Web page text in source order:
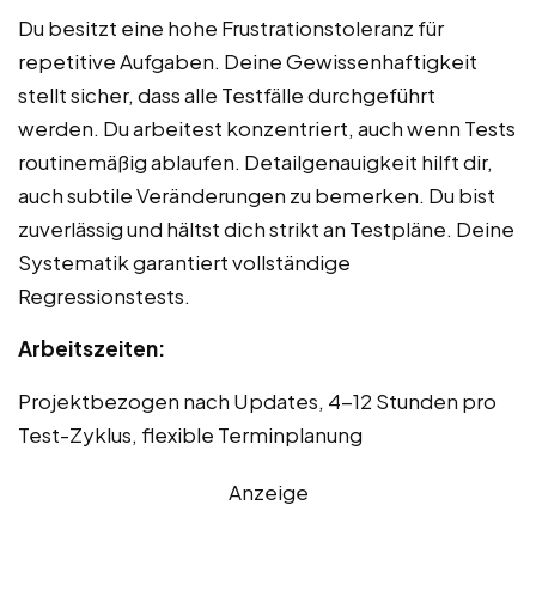
Du besitzt eine hohe Frustrationstoleranz für
repetitive Aufgaben. Deine Gewissenhaftigkeit
stellt sicher, dass alle Testfälle durchgeführt
werden. Du arbeitest konzentriert, auch wenn Tests
routinemäßig ablaufen. Detailgenauigkeit hilft dir,
auch subtile Veränderungen zu bemerken. Du bist
zuverlässig und hältst dich strikt an Testpläne. Deine
Systematik garantiert vollständige
Regressionstests.
Arbeitszeiten:
Projektbezogen nach Updates, 4-12 Stunden pro
Test-Zyklus, flexible Terminplanung
Anzeige